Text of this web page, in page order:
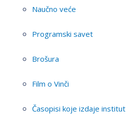
Naučno veće
Programski savet
Brošura
Film o Vinči
Časopisi koje izdaje institut